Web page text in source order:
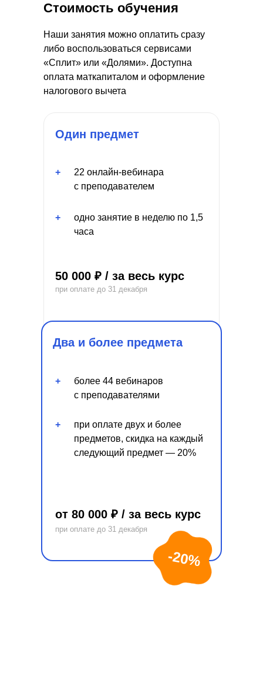
Стоимость обучения
Один предмет
50 000 ₽ / за весь курс
Два и более предмета
+
более 44 вебинаров
с преподавателями
+
22 онлайн-вебинара
с преподавателем
+
одно занятие в неделю по 1,5
часа
+
-20%
при оплате двух и более
предметов, скидка на каждый
следующий предмет — 20%
при оплате до 31 декабря
от 80 000 ₽ / за весь курс
при оплате до 31 декабря
Наши занятия можно оплатить сразу
либо воспользоваться сервисами
«Сплит» или «Долями». Доступна
оплата маткапиталом и оформление
налогового вычета